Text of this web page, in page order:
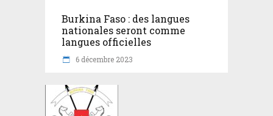
Burkina Faso : des langues
nationales seront comme
langues officielles
6 décembre 2023